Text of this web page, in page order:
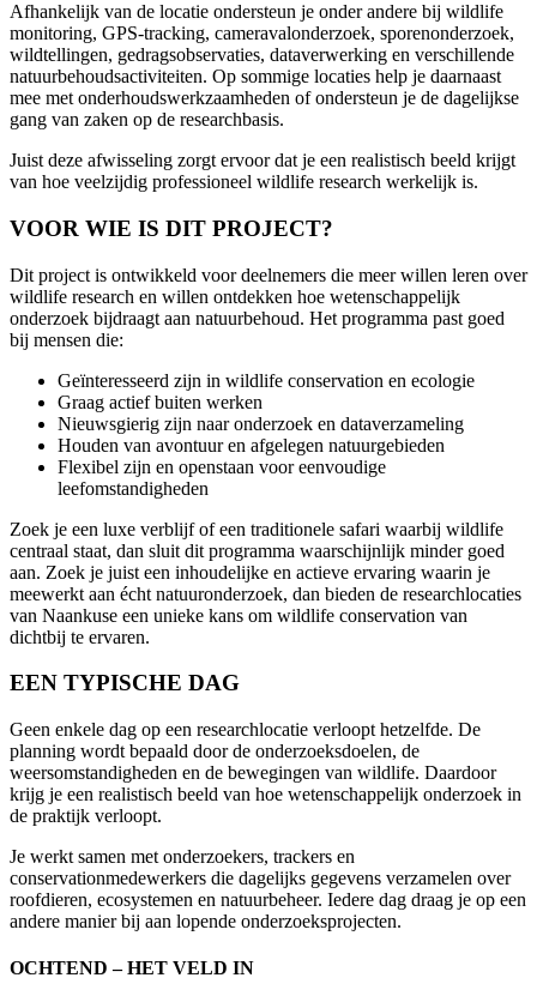
Afhankelijk van de locatie ondersteun je onder andere bij wildlife
monitoring, GPS-tracking, cameravalonderzoek, sporenonderzoek,
wildtellingen, gedragsobservaties, dataverwerking en verschillende
natuurbehoudsactiviteiten. Op sommige locaties help je daarnaast
mee met onderhoudswerkzaamheden of ondersteun je de dagelijkse
gang van zaken op de researchbasis.
Juist deze afwisseling zorgt ervoor dat je een realistisch beeld krijgt
van hoe veelzijdig professioneel wildlife research werkelijk is.
VOOR WIE IS DIT PROJECT?
Dit project is ontwikkeld voor deelnemers die meer willen leren over
wildlife research en willen ontdekken hoe wetenschappelijk
onderzoek bijdraagt aan natuurbehoud. Het programma past goed
bij mensen die:
Geïnteresseerd zijn in wildlife conservation en ecologie
Graag actief buiten werken
Nieuwsgierig zijn naar onderzoek en dataverzameling
Houden van avontuur en afgelegen natuurgebieden
Flexibel zijn en openstaan voor eenvoudige
leefomstandigheden
Zoek je een luxe verblijf of een traditionele safari waarbij wildlife
centraal staat, dan sluit dit programma waarschijnlijk minder goed
aan. Zoek je juist een inhoudelijke en actieve ervaring waarin je
meewerkt aan écht natuuronderzoek, dan bieden de researchlocaties
van Naankuse een unieke kans om wildlife conservation van
dichtbij te ervaren.
EEN TYPISCHE DAG
Geen enkele dag op een researchlocatie verloopt hetzelfde. De
planning wordt bepaald door de onderzoeksdoelen, de
weersomstandigheden en de bewegingen van wildlife. Daardoor
krijg je een realistisch beeld van hoe wetenschappelijk onderzoek in
de praktijk verloopt.
Je werkt samen met onderzoekers, trackers en
conservationmedewerkers die dagelijks gegevens verzamelen over
roofdieren, ecosystemen en natuurbeheer. Iedere dag draag je op een
andere manier bij aan lopende onderzoeksprojecten.
OCHTEND – HET VELD IN